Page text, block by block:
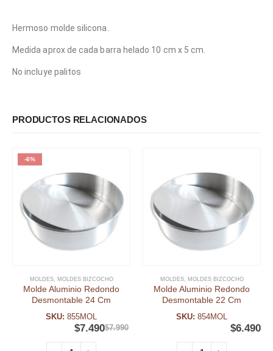
Hermoso molde silicona.
Medida aprox de cada barra helado 10 cm x 5 cm.
No incluye palitos
PRODUCTOS RELACIONADOS
-6%
MOLDES, MOLDES BIZCOCHO
Molde Aluminio Redondo
Desmontable 24 Cm
SKU: 855MOL
$7.990
$7.490
MOLDES, MOLDES BIZCOCHO
Molde Aluminio Redondo
Desmontable 22 Cm
SKU: 854MOL
$6.490